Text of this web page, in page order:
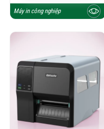
Máy in công nghiệp